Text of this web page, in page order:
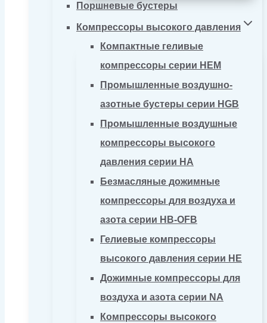
Поршневые бустеры
Компрессоры высокого давления
Компактные геливые
компрессоры серии HEM
Промышленные воздушно-
азотные бустеры серии HGB
Промышленные воздушные
компрессоры высокого
давления серии HA
Безмасляные дожимные
компрессоры для воздуха и
азота серии HB-OFB
Гелиевые компрессоры
высокого давления серии HE
Дожимные компрессоры для
воздуха и азота серии NA
Компрессоры высокого